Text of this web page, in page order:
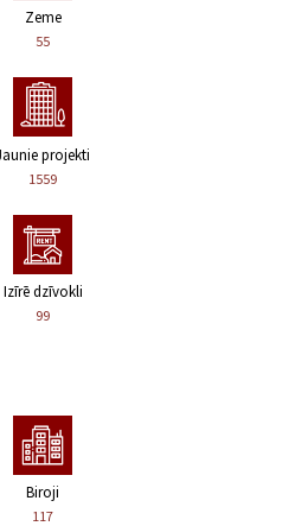
Zeme
55
projekti
1559
Izīrē dzīvokli
99
Biroji
117